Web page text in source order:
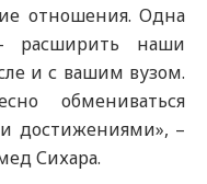
отношения. Одна
расширить наши
и с вашим вузом.
обмениваться
достижениями», –
Сихара.